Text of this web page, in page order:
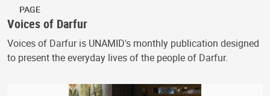
PAGE
Voices of Darfur
Voices of Darfur is UNAMID's monthly publication designed
to present the everyday lives of the people of Darfur.